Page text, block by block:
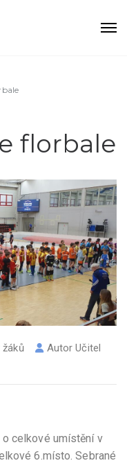
florbale
žáků AutorUčitel
celkové umístění v
6.místo. Sebrané